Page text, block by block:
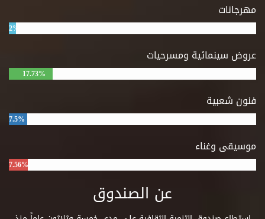
مهرجانات
2%
عروض سينمائية ومسرحيات
17.73%
فنون شعبية
7.5%
موسيقى وغناء
7.56%
عن الصندوق